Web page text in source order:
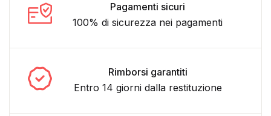
Pagamenti sicuri
100% di sicurezza nei pagamenti
Rimborsi garantiti
Entro 14 giorni dalla restituzione